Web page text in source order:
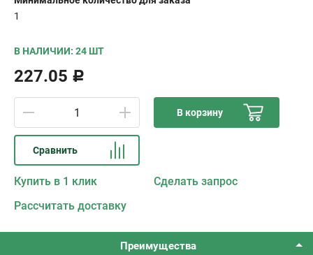
1
В НАЛИЧИИ: 24 ШТ
227.05 Р
В корзину
Сравнить
Купить в 1 клик
Сделать запрос
Рассчитать доставку
Преимущества